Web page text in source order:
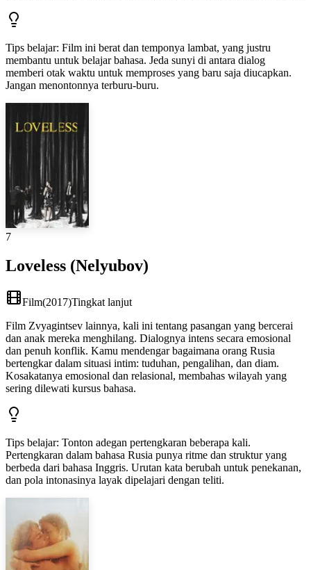
Tips belajar: Film ini berat dan temponya lambat, yang justru
membantu untuk belajar bahasa. Jeda sunyi di antara dialog
memberi otak waktu untuk memproses yang baru saja diucapkan.
Jangan menontonnya terburu-buru.
7
Loveless (Nelyubov)
Film(2017)Tingkat lanjut
Film Zvyagintsev lainnya, kali ini tentang pasangan yang bercerai
dan anak mereka menghilang. Dialognya intens secara emosional
dan penuh konflik. Kamu mendengar bagaimana orang Rusia
bertengkar dalam situasi intim: tuduhan, pengalihan, dan diam.
Kosakatanya emosional dan relasional, membahas wilayah yang
sering dilewati kursus bahasa.
Tips belajar: Tonton adegan pertengkaran beberapa kali.
Pertengkaran dalam bahasa Rusia punya ritme dan struktur yang
berbeda dari bahasa Inggris. Urutan kata berubah untuk penekanan,
dan pola intonasinya layak dipelajari dengan teliti.